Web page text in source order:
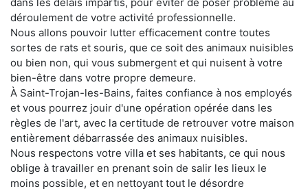
déroulement de votre activité professionnelle.
Nous allons pouvoir lutter efficacement contre toutes
sortes de rats et souris, que ce soit des animaux nuisibles
ou bien non, qui vous submergent et qui nuisent à votre
bien-être dans votre propre demeure.
À Saint-Trojan-les-Bains, faites confiance à nos employés
et vous pourrez jouir d'une opération opérée dans les
règles de l'art, avec la certitude de retrouver votre maison
entièrement débarrassée des animaux nuisibles.
Nous respectons votre villa et ses habitants, ce qui nous
oblige à travailler en prenant soin de salir les lieux le
moins possible, et en nettoyant tout le désordre